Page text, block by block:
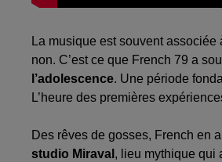
La musique est souvent
non. C’est ce que French 79 a
l’adolescence. Une période
L’heure des premières
Des rêves de gosses, French en
studio Miraval , lieu mythique qui